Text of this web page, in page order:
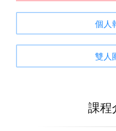
個人
雙人
課程